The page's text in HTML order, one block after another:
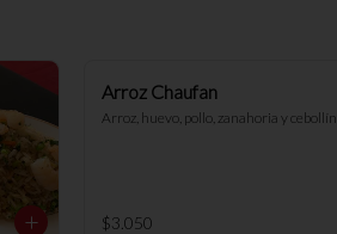
Arroz Chaufan
Arroz, huevo, pollo, zanahoria y cebollín
$3.050